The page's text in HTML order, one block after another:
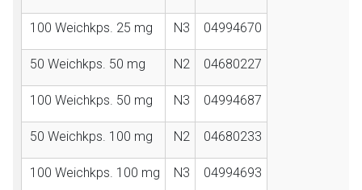
100 Weichkps. 25 mg N3 04994670
50 Weichkps. 50 mg N2 04680227
100 Weichkps. 50 mg N3 04994687
50 Weichkps. 100 mg N2 04680233
100 Weichkps. 100 mg N3 04994693